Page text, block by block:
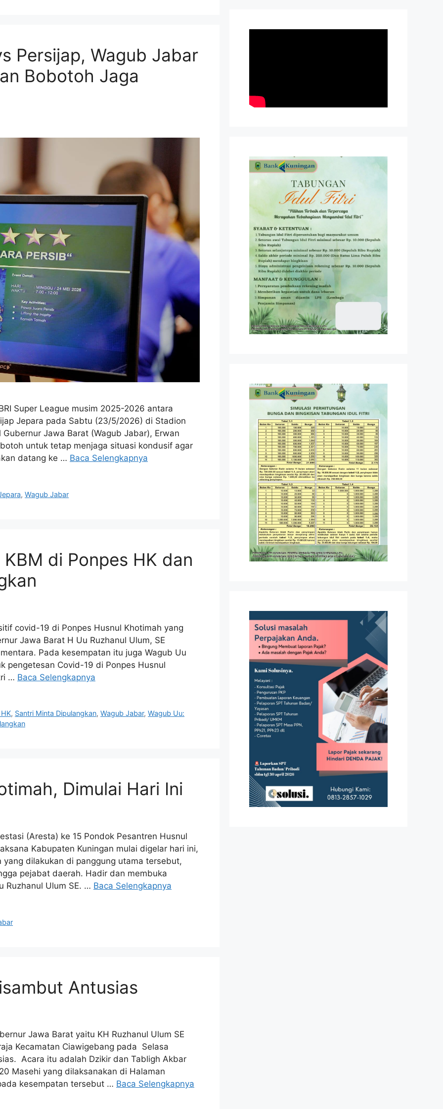
Persijap, Wagub Jabar
Bobotoh Jaga
Super League musim 2025-2026 antara
Jepara pada Sabtu (23/5/2026) di Stadion
Jawa Barat (Wagub Jabar), Erwan
untuk tetap menjaga situasi kondusif agar
datang ke … Baca Selengkapnya
,Wagub Jabar
di Ponpes HK dan
covid-19 di Ponpes Husnul Khotimah yang
Jawa Barat H Uu Ruzhanul Ulum, SE
Pada kesempatan itu juga Wagub Uu
pengetesan Covid-19 di Ponpes Husnul
… Baca Selengkapnya
, Santri Minta Dipulangkan,Wagub Jabar,Wagub Uu:
Dimulai Hari Ini
(Aresta) ke 15 Pondok Pesantren Husnul
Kabupaten Kuningan mulai digelar hari ini,
dilakukan di panggung utama tersebut,
pejabat daerah. Hadir dan membuka
Ruzhanul Ulum SE. … Baca Selengkapnya
Antusias
Jawa Barat yaitu KH Ruzhanul Ulum SE
Kecamatan Ciawigebang pada Selasa
Acara itu adalah Dzikir dan Tabligh Akbar
Masehi yang dilaksanakan di Halaman
kesempatan tersebut … Baca Selengkapnya